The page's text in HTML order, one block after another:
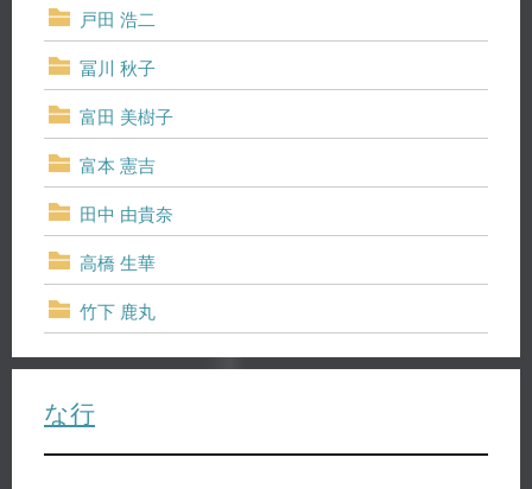
戸田 浩二
冨川 秋子
富田 美樹子
富本 憲吉
田中 由貴奈
高橋 生華
竹下 鹿丸
な行